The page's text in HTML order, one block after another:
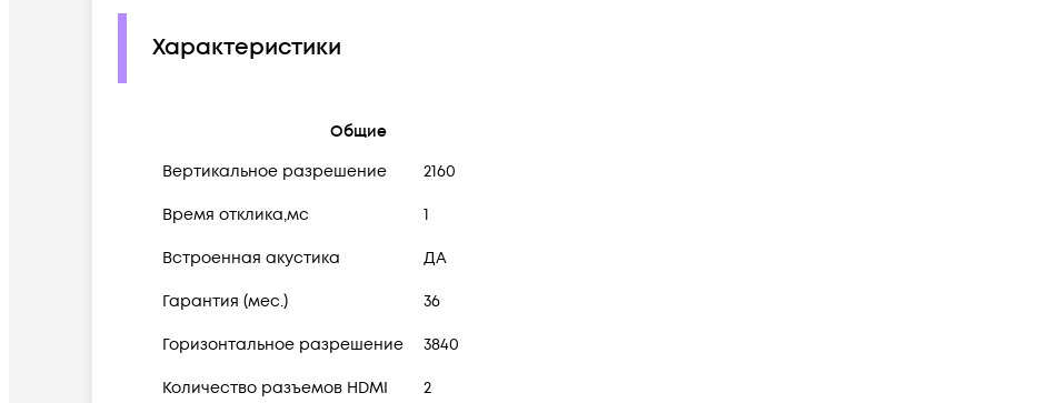
Характеристики
Общие
Вертикальное разрешение
2160
Время отклика,мс 1
Встроенная акустика ДА
Гарантия (мес.) 36
Горизонтальное разрешение 3840
Количество разъемов HDMI 2